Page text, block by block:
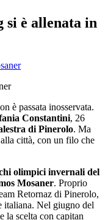
si è allenata in
è passata inosservata.
Constantini, 26
di Pinerolo. Ma
città, con un filo che
olimpici invernali del
Mosaner. Proprio
Retornaz di Pinerolo,
italiana. Nel giugno del
e la scelta con capitan